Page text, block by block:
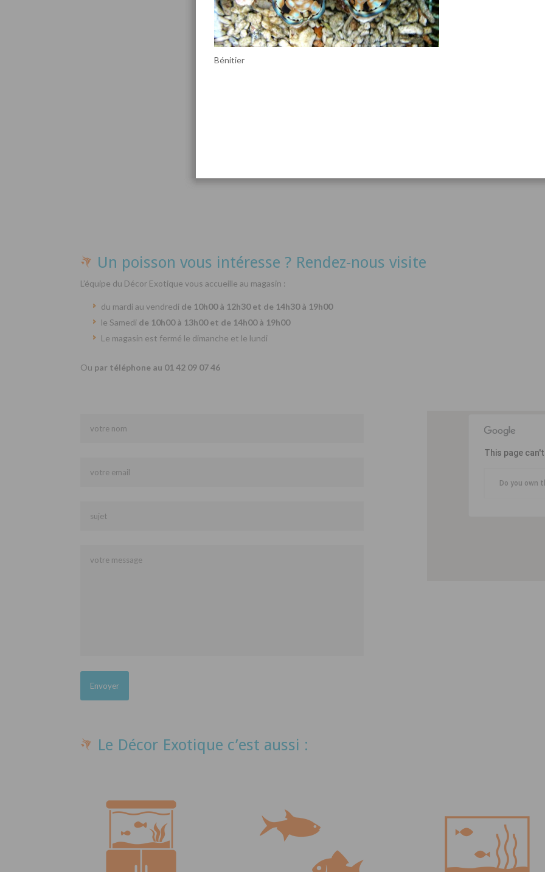
Un poisson vous intéresse ? Rendez-nous visite
L’équipe du Décor Exotique vous accueille au magasin :
du mardi au vendredi de 10h00 à 12h30 et de 14h30 à 19h00
le Samedi de 10h00 à 13h00 et de 14h00 à 19h00
Le magasin est fermé le dimanche et le lundi
Ou par téléphone au 01 42 09 07 46
This page
Do you own
Le Décor Exotique c’est aussi :
Bénitier